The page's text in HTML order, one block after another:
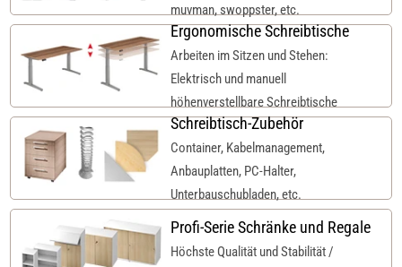
muvman, swoppster, etc.
Ergonomische Schreibtische
Arbeiten im Sitzen und Stehen:
Elektrisch und manuell
höhenverstellbare Schreibtische
Schreibtisch-Zubehör
Container, Kabelmanagement,
Anbauplatten, PC-Halter,
Unterbauschubladen, etc.
Profi-Serie Schränke und Regale
Höchste Qualität und Stabilität /